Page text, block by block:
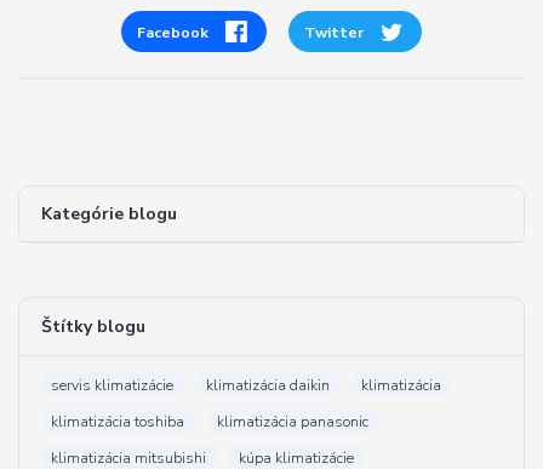
Kategórie blogu
Štítky blogu
servis klimatizácie klimatizácia daikin
klimatizácia
klimatizácia toshiba
klimatizácia panasonic
klimatizácia mitsubishi
kúpa klimatizácie
Facebook Twitter